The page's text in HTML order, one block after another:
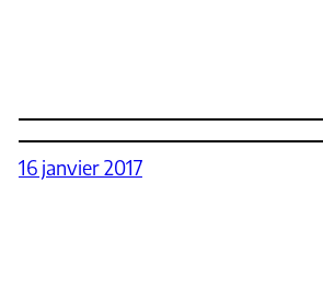
16 janvier 2017